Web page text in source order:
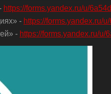
https://forms.yandex.ru/u/
- https://forms.yandex.ru/
- https://forms.yandex.ru/